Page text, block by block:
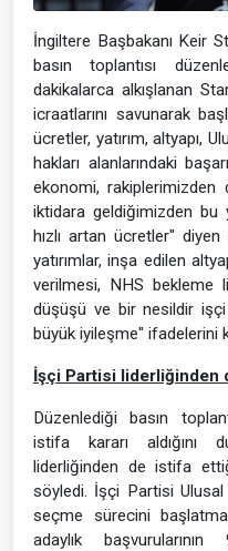
İngiltere Başbakanı Keir
basın toplantısı
dakikalarca alkışlanan
icraatlarını savunarak
ücretler, yatırım, altyapı,
hakları alanlarındaki
ekonomi, rakiplerimizden
iktidara geldiğimizden
hızlı artan ücretler" diyen
yatırımlar, inşa edilen
verilmesi, NHS bekleme
düşüşü ve bir nesildir işçi
büyük iyileşme" ifadelerini
İşçi Partisi liderliğinden
Düzenlediği basın
istifa kararı aldığını
liderliğinden de istifa
söyledi. İşçi Partisi
seçme sürecini
adaylık başvurularının